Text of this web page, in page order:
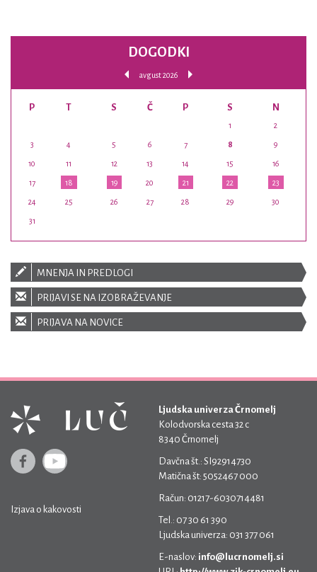
DOGODKI
avgust 2026
P T S Č P S N
1 2
3 4 5 6 7 8 9
10 11 12 13 14 15 16
17 18 19 20 21 22 23
24 25 26 27 28 29 30
31
MNENJA IN PREDLOGI
PRIJAVI SE NA IZOBRAŽEVANJE
PRIJAVA NA NOVICE
Izjava o kakovosti
Ljudska univerza Črnomelj
Kolodvorska cesta 32 c
8340 Črnomelj
Davčna št.: SI92914730
Matična št: 5052467 000
Račun: 01217-6030714481
Tel.: 07 30 61 390
Ljudska univerza: 031 377 061
E-naslov: info@lucrnomelj.si